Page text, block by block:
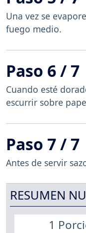
Una vez se
fuego medio.
Paso 6 / 7
Cuando esté
escurrir sobre
Paso 7 / 7
Antes de servir
RESUMEN
1